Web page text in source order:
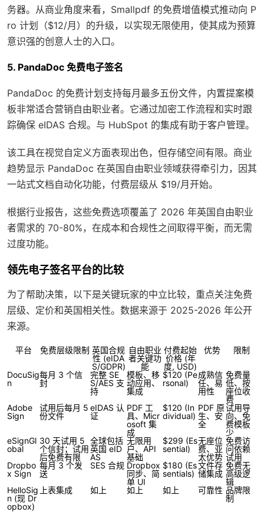
务器。从商业角度来看，Smallpdf 的免费增值模式推动向 P
ro 计划（$12/月）的升级，以实现无限使用，使其成为预算
意识强的创意人士的入口。
5. PandaDoc 免费电子签名
PandaDoc 的免费计划支持每月最多五份文件，内置提案模
板非常适合营销自由职业者。它通过加密工作流程和实时跟
踪确保 eIDAS 合规。与 HubSpot 的集成有助于客户管理。
该工具在视觉自定义方面表现出色，但存储空间有限。商业
趋势显示 PandaDoc 在英国自由职业领域获得牵引力，因其
一站式文档自动化功能，付费层级从 $19/月开始。
根据行业报告，这些免费选项覆盖了 2026 年英国自由职业
者需求的 70-80%，在成本和合规性之间取得平衡，而无需
过度功能。
领先电子签名平台的比较
为了帮助决策，以下是关键玩家的中立比较，重点关注免费
层级、定价和英国相关性。数据来源于 2025-2026 年公开
来源。
平台 免费层级限制 英国合规
性 (eIDA
S/GDPR)
自由职业
者关键功
能
付费起始
价格 (年
度, USD)
优势 限制
DocuSig
n
每月 3 个信
封
完整 SE
S/AES 支
持
模板、移
动应用、
集成
$120 (Pe
rsonal)
成熟信
任、易
用性
免费量
低、按
座位收
费
Adobe
Sign
试用后每月 5
份文件
eIDAS 认
证
PDF 工
具、Micr
osoft 集
成
$120 (In
dividual)
PDF 原
生、安
全
试用导
向、免
费模板
少
eSignGl
obal
30 天试用 5
个信封；试用
后免费有限
全球包括
英国 eID
AS
无限用
户、API
基础
$299 (Es
sential)
无座位
费、亚
太优势
免费访
问依赖
试用
Dropbo
x Sign
每月 3 个发
送
SES 合规 Dropbox
同步、简
单 UI
$180 (Es
sentials)
文件存
储集成
免费无
高级逻
辑
HelloSig
n (现 Dr
opbox)
上表集成 如上 如上 如上 可靠性 品牌限
制